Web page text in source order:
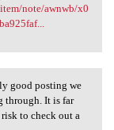
note/awnwb/x0
good posting we
through. It is far
to check out a